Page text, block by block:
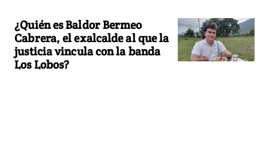
¿Quién es Baldor Bermeo
Cabrera, el exalcalde al que la
justicia vincula con la banda
Los Lobos?